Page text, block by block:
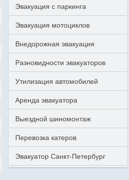
Эвакуация с паркинга
Эвакуация мотоциклов
Внедорожная эвакуация
Разновидности эвакуаторов
Утилизация автомобилей
Аренда эвакуатора
Выездной шиномонтаж
Перевозка катеров
Эвакуатор Санкт-Петербург